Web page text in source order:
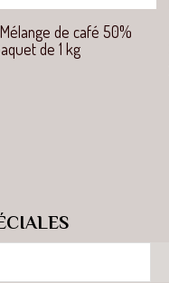
Aperçu rapide
Mélange de café 50%
de 1 kg